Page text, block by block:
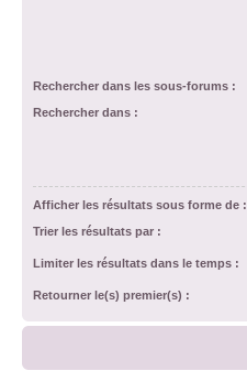
Rechercher dans les sous-forums :
Rechercher dans :
Afficher les résultats sous forme de :
Trier les résultats par :
Limiter les résultats dans le temps :
Retourner le(s) premier(s) :